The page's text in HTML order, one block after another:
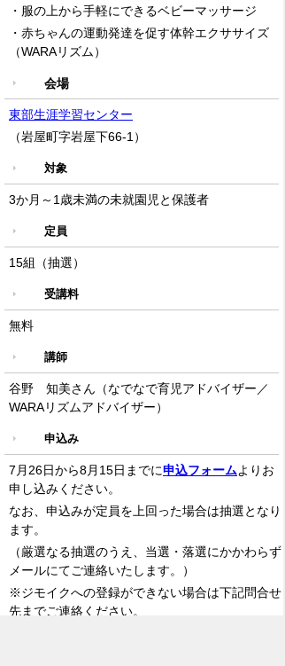
・服の上から手軽にできるベビーマッサージ
・赤ちゃんの運動発達を促す体幹エクササイズ
（WARAリズム）
会場
東部生涯学習センター
（岩屋町字岩屋下66-1 ）
対象
3か月～1歳未満の未就園児と保護者
定員
15組（抽選）
受講料
無料
講師
谷野 知美さん（なでなで育児アドバイザー／
WARAリズムアドバイザー）
申込み
7月26日から8月15日までに申込フォームよりお
申し込みください。
なお、申込みが定員を上回った場合は抽選となり
ます。
（厳選なる抽選のうえ、当選・落選にかかわらず
メールにてご連絡いたします。）
※ジモイクへの登録ができない場合は下記問合せ
先までご連絡ください。